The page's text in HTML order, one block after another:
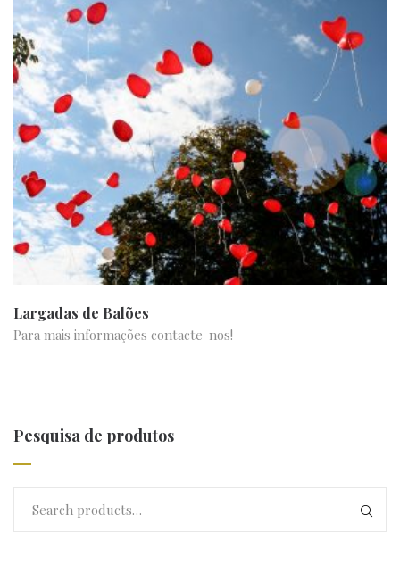
Largadas de Balões
Para mais informações contacte-nos!
Pesquisa de produtos